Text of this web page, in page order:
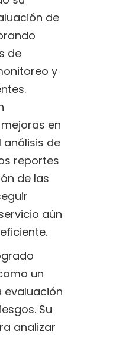
de
de
y
en
de
reportes
de las
aún
un
evaluación
Su
analizar